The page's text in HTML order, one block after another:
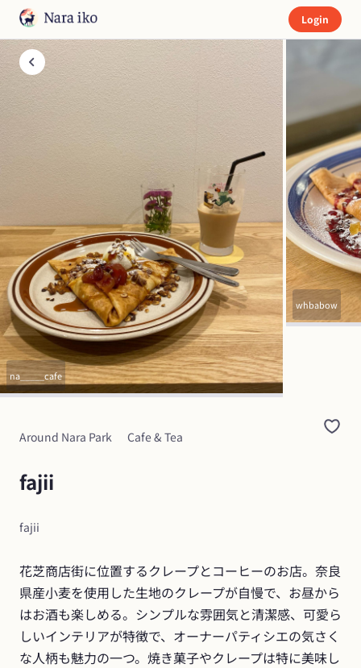
Login
na_____cafe
whbabow
Around Nara Park Cafe & Tea
fajii
fajii
花芝商店街に位置するクレープとコーヒーのお店。奈良
県産小麦を使用した生地のクレープが自慢で、お昼から
はお酒も楽しめる。シンプルな雰囲気と清潔感、可愛ら
しいインテリアが特徴で、オーナーパティシエの気さく
な人柄も魅力の一つ。焼き菓子やクレープは特に美味し